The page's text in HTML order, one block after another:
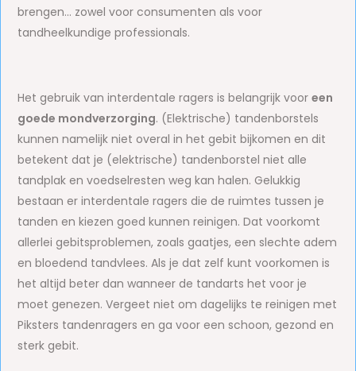
brengen… zowel voor consumenten als voor
tandheelkundige professionals.
Het gebruik van interdentale ragers is belangrijk vooreen
goede mondverzorging. (Elektrische) tandenborstels
kunnen namelijk niet overal in het gebit bijkomen en dit
betekent dat je (elektrische) tandenborstel niet alle
tandplak en voedselresten weg kan halen. Gelukkig
bestaan er interdentale ragers die de ruimtes tussen je
tanden en kiezen goed kunnen reinigen. Dat voorkomt
allerlei gebitsproblemen, zoals gaatjes, een slechte adem
en bloedend tandvlees. Als je dat zelf kunt voorkomen is
het altijd beter dan wanneer de tandarts het voor je
moet genezen. Vergeet niet om dagelijks te reinigen met
Piksters tandenragers en ga voor een schoon, gezond en
sterk gebit.